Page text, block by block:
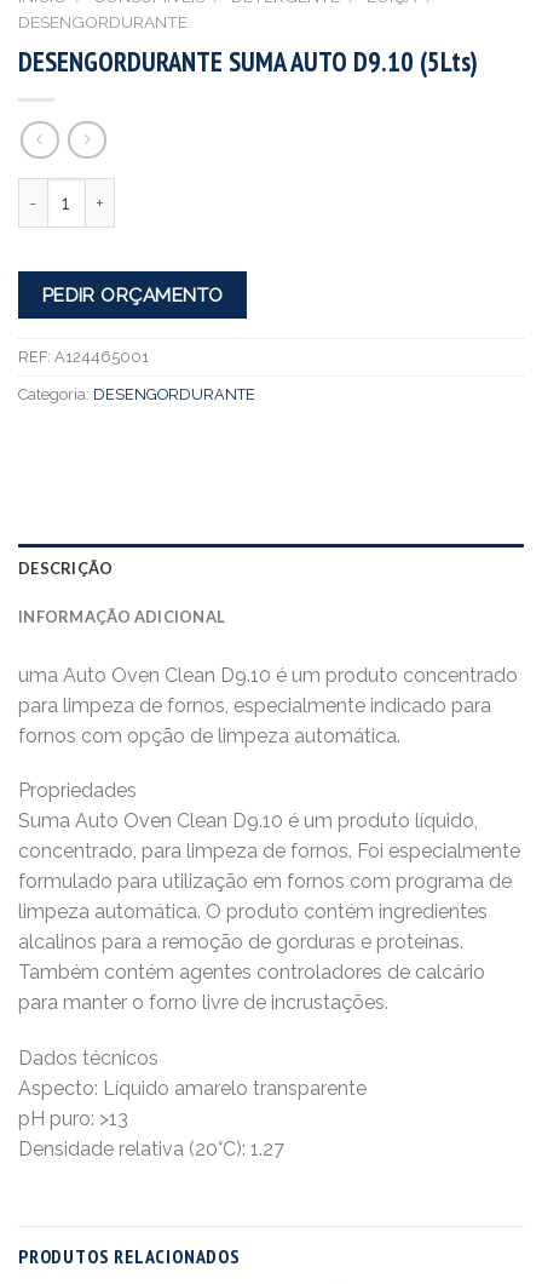
DESENGORDURANTE
DESENGORDURANTE SUMA AUTO D9.10 (5Lts)
PEDIR ORÇAMENTO
REF: A124465001
Categoria: DESENGORDURANTE
DESCRIÇÃO
INFORMAÇÃO ADICIONAL
uma Auto Oven Clean D9.10 é um produto concentrado
para limpeza de fornos, especialmente indicado para
fornos com opção de limpeza automática.
Propriedades
Suma Auto Oven Clean D9.10 é um produto líquido,
concentrado, para limpeza de fornos. Foi especialmente
formulado para utilização em fornos com programa de
limpeza automática. O produto contém ingredientes
alcalinos para a remoção de gorduras e proteínas.
Também contém agentes controladores de calcário
para manter o forno livre de incrustações.
Dados técnicos
Aspecto: Líquido amarelo transparente
pH puro: >13
Densidade relativa (20°C): 1.27
PRODUTOS RELACIONADOS